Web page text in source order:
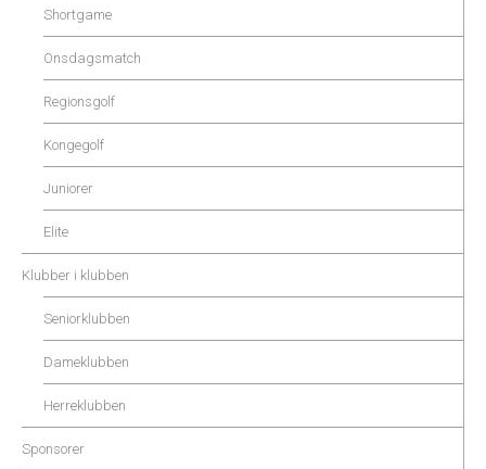
Shortgame
Onsdagsmatch
Regionsgolf
Kongegolf
Juniorer
Elite
Klubber i klubben
Seniorklubben
Dameklubben
Herreklubben
Sponsorer